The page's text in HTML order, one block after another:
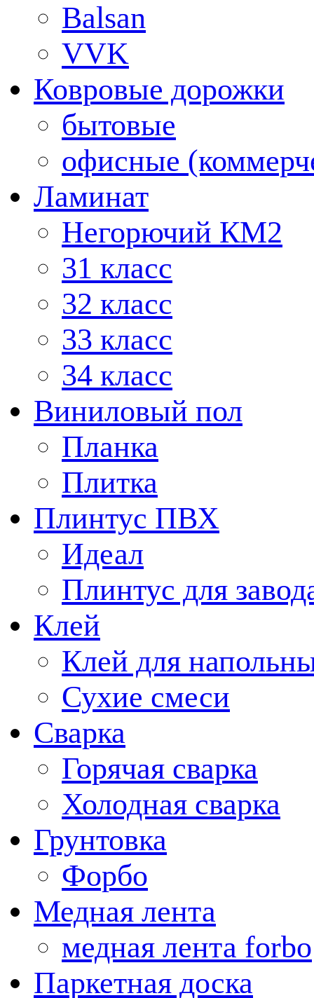
Balsan
VVK
Ковровые дорожки
бытовые
офисные
Ламинат
Негорючий КМ2
31 класс
32 класс
33 класс
34 класс
Виниловый пол
Планка
Плитка
Плинтус ПВХ
Идеал
Плинтус для
Клей
Клей для
Сухие смеси
Сварка
Горячая сварка
Холодная сварка
Грунтовка
Форбо
Медная лента
медная лента forbo
Паркетная доска